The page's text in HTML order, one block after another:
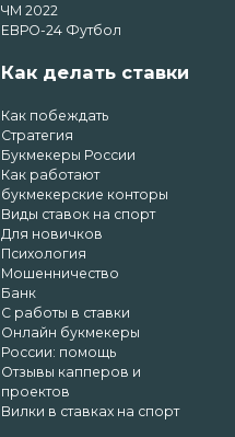
ЧМ 2022
ЕВРО-24 Футбол
Как делать ставки
Как побеждать
Стратегия
Букмекеры России
Как работают
букмекерские конторы
Виды ставок на спорт
Для новичков
Психология
Мошенничество
Банк
С работы в ставки
Онлайн букмекеры
России: помощь
Отзывы капперов и
проектов
Вилки в ставках на спорт